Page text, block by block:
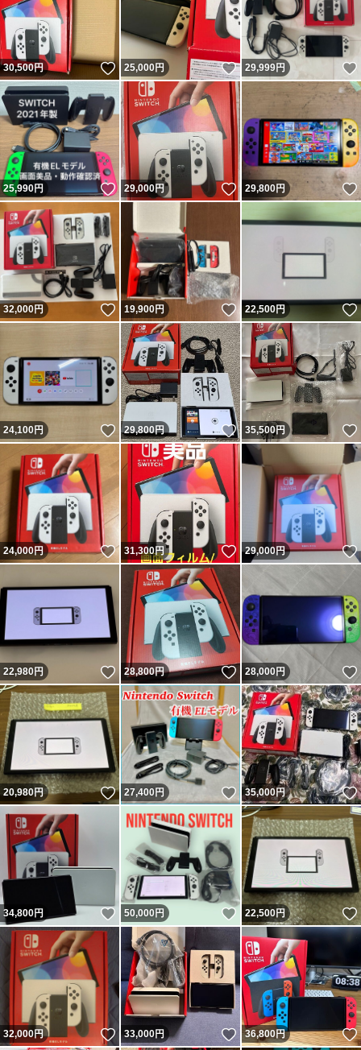
30,500円 いいね！
25,000円 いいね！
29,999円
25,990円 いいね！
29,000円 いいね！
29,800円
32,000円 いいね！
19,900円 いいね！
22,500円
24,100円 いいね！
29,800円 いいね！
35,500円
24,000円 いいね！
31,300円 いいね！
29,000円
22,980円 いいね！
28,800円 いいね！
28,000円
20,980円 いいね！
27,400円 いいね！
35,000円
34,800円 いいね！
50,000円 いいね！
22,500円
32,000円 いいね！
33,000円 いいね！
36,800円